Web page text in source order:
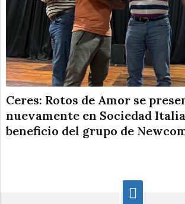
Ceres: Rotos de Amor se
nuevamente en Sociedad
beneficio del grupo de